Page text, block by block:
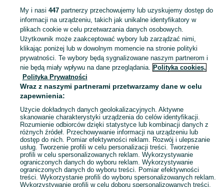
KATEGORIA
Skorzystaj z największego serwisu ogłoszeniowego - Choiny i okolice! Kupuj to, czego pragniesz i sprzedawaj to, czego już nie potrzebujesz! Zobacz
Mapa kategorii
Mapa miejscowości
Mapa ministron
Popularne wyszukiwania
My i nasi 447partnerzy przechowujemy lub uzyskujemy dostęp do
informacji na urządzeniu, takich jak unikalne identyfikatory w
plikach cookie w celu przetwarzania danych osobowych.
Użytkownik może zaakceptować wybory lub zarządzać nimi,
klikając poniżej lub w dowolnym momencie na stronie polityki
prywatności. Te wybory będą sygnalizowane naszym partnerom i
nie będą miały wpływu na dane przeglądania. Polityka cookies,
Polityka Prywatności
Wraz z naszymi partnerami przetwarzamy dane w celu
zapewnienia:
Użycie dokładnych danych geolokalizacyjnych. Aktywne
skanowanie charakterystyki urządzenia do celów identyfikacji.
Rozumienie odbiorców dzięki statystyce lub kombinacji danych z
różnych źródeł. Przechowywanie informacji na urządzeniu lub
dostęp do nich. Pomiar efektywności reklam. Rozwój i ulepszanie
usług. Tworzenie profili w celu personalizacji treści. Tworzenie
profili w celu spersonalizowanych reklam. Wykorzystywanie
ograniczonych danych do wyboru reklam. Wykorzystywanie
ograniczonych danych do wyboru treści. Pomiar efektywności
treści. Wykorzystanie profili do wyboru spersonalizowanych reklam.
Wykorzystywanie profili w celu doboru spersonalizowanych treści.